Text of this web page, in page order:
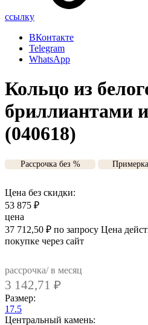
ссылку
ВКонтакте
Telegram
WhatsApp
Кольцо из
бриллиантами
(040618)
Рассрочка без %
Цена без скидки:
53 875 ₽
цена
37 712,50 ₽ по запросу Цена
покупке через сайт
рассрочка/ в месяц
3 142,71 ₽
Размер:
17.5
Центральный камень: